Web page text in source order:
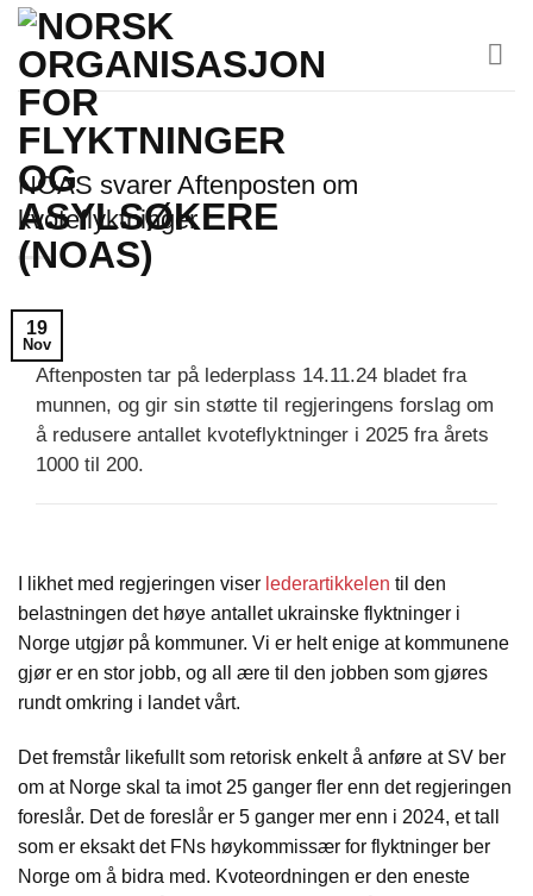
Skip
content
NOAS svarer Aftenposten om
kvoteflyktninger
19
Nov
Aftenposten tar på lederplass 14.11.24 bladet fra
munnen, og gir sin støtte til regjeringens forslag om
å redusere antallet kvoteflyktninger i 2025 fra årets
1000 til 200.
I likhet med regjeringen viser lederartikkelen til den
belastningen det høye antallet ukrainske flyktninger i
Norge utgjør på kommuner. Vi er helt enige at kommunene
gjør er en stor jobb, og all ære til den jobben som gjøres
rundt omkring i landet vårt.
Det fremstår likefullt som retorisk enkelt å anføre at SV ber
om at Norge skal ta imot 25 ganger fler enn det regjeringen
foreslår. Det de foreslår er 5 ganger mer enn i 2024, et tall
som er eksakt det FNs høykommissær for flyktninger ber
Norge om å bidra med. Kvoteordningen er den eneste